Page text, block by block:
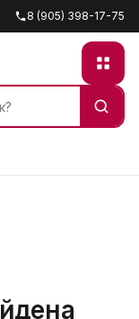
8 (905) 398-17-75